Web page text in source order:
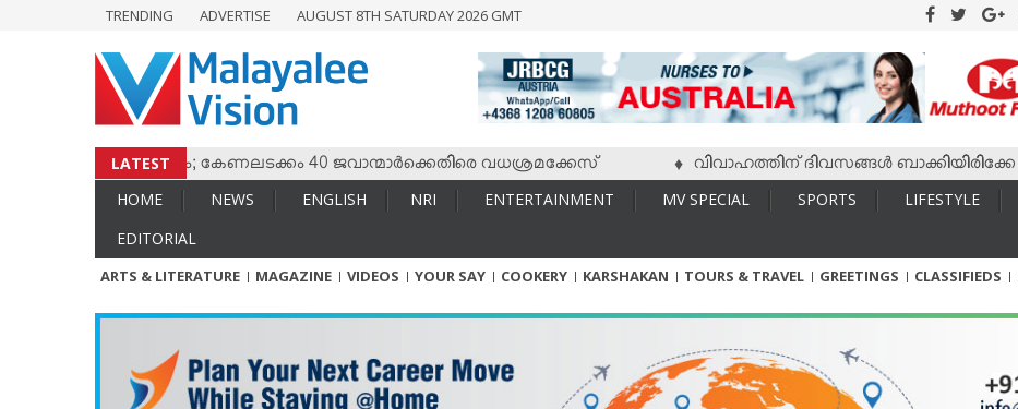
ENTERTAINMENT
TECH & AUTO
TRENDING ADVERTISE AUGUST 8TH SATURDAY 2026 GMT
LATEST
സംഘര്‍ഷം; കേണലടക്കം 40 ജവാന്മാര്‍ക്കെതിരെ വധശ്രമക്കേസ് വിവാഹത്തിന് ദിവസങ്ങള്‍ ബാക്കിയിരിക്കേ
HOME NEWS ENGLISH NRI ENTERTAINMENT MV SPECIAL SPORTS LIFESTYLE
EDITORIAL
ARTS & LITERATURE MAGAZINE VIDEOS YOUR SAY COOKERY KARSHAKAN TOURS & TRAVEL GREETINGS CLASSIFIEDS